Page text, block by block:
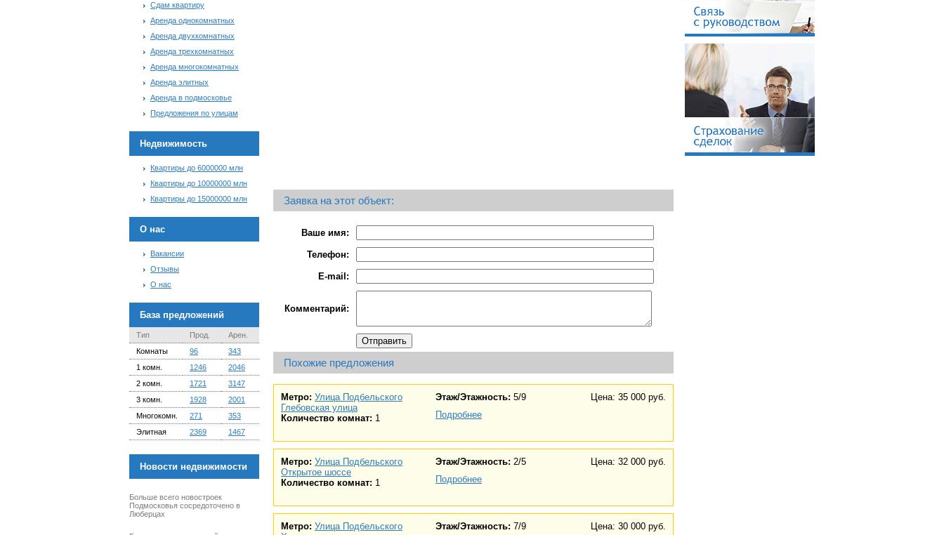
Сдам квартиру
Аренда однокомнатных
Аренда двухкомнатных
Аренда трехкомнатных
Аренда многокомнатных
Аренда элитных
Аренда в подмосковье
Предложения по улицам
Недвижимость
Квартиры до 6000000 млн
Квартиры до 10000000 млн
Квартиры до 15000000 млн
О нас
Вакансии
Отзывы
О нас
База предложений
Тип Прод.
Арен.
Комнаты
96
343
1 комн.
1246
2046
2 комн.
1721
3147
3 комн.
1928
2001
Многокомн.
271
353
Элитная
2369 1467
Новости недвижимости
Больше всего новостроек
Подмосковья сосредоточено в
Люберцах
Заявка на этот объект:
Ваше имя:
Телефон:
E-mail:
Комментарий:
Похожие предложения
Метро: Улица Подбельского
Глебовская улица
Количество комнат: 1
Этаж/Этажность: 5/9
Подробнее
Цена: 35 000 руб.
Метро: Улица Подбельского
Открытое шоссе
Количество комнат: 1
Этаж/Этажность: 2/5
Подробнее
Цена: 32 000 руб.
Метро: Улица Подбельского
Этаж/Этажность: 7/9 Цена: 30 000 руб.